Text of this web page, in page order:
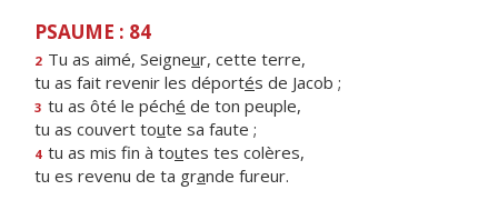
PSAUME : 84
2 Tu as aimé, Seigneur, cette terre,
tu as fait revenir les déportés de Jacob ;
3 tu as ôté le péché de ton peuple,
tu as couvert toute sa faute ;
4 tu as mis fin à toutes tes colères,
tu es revenu de ta grande fureur.